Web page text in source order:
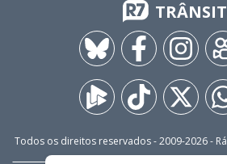
Todos os direitos reservados - 2009-2026-